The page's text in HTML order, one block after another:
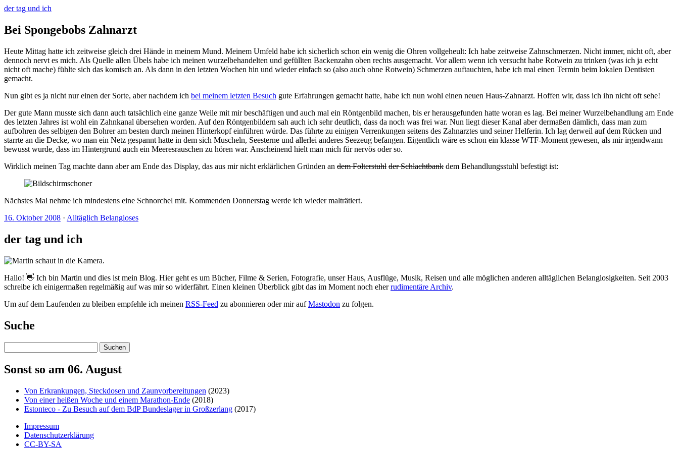
der tag und ich
Bei Spongebobs Zahnarzt
Heute Mittag hatte ich zeitweise gleich drei Hände in meinem Mund. Meinem Umfeld habe ich sicherlich schon ein wenig die Ohren vollgeheult: Ich habe zeitweise Zahnschmerzen. Nicht immer, nicht oft, aber
dennoch nervt es mich. Als Quelle allen Übels habe ich meinen wurzelbehandelten und gefüllten Backenzahn oben rechts ausgemacht. Vor allem wenn ich versucht habe Rotwein zu trinken (was ich ja echt
nicht oft mache) fühlte sich das komisch an. Als dann in den letzten Wochen hin und wieder einfach so (also auch ohne Rotwein) Schmerzen auftauchten, habe ich mal einen Termin beim lokalen Dentisten
gemacht.
Nun gibt es ja nicht nur einen der Sorte, aber nachdem ich bei meinem letzten Besuch gute Erfahrungen gemacht hatte, habe ich nun wohl einen neuen Haus-Zahnarzt. Hoffen wir, dass ich ihn nicht oft sehe!
Der gute Mann musste sich dann auch tatsächlich eine ganze Weile mit mir beschäftigen und auch mal ein Röntgenbild machen, bis er herausgefunden hatte woran es lag. Bei meiner Wurzelbehandlung am Ende
des letzten Jahres ist wohl ein Zahnkanal übersehen worden. Auf den Röntgenbildern sah auch ich sehr deutlich, dass da noch was frei war. Nun liegt dieser Kanal aber dermaßen dämlich, dass man zum
aufbohren des selbigen den Bohrer am besten durch meinen Hinterkopf einführen würde. Das führte zu einigen Verrenkungen seitens des Zahnarztes und seiner Helferin. Ich lag derweil auf dem Rücken und
starrte an die Decke, wo man ein Netz gespannt hatte in dem sich Muscheln, Seesterne und allerlei anderes Seezeug befangen. Eigentlich wäre es schon ein klasse WTF-Moment gewesen, als mir irgendwann
bewusst wurde, dass im Hintergrund auch ein Meeresrauschen zu hören war. Anscheinend hielt man mich für nervös oder so.
Wirklich meinen Tag machte dann aber am Ende das Display, das aus mir nicht erklärlichen Gründen an dem Folterstuhl der Schlachtbank dem Behandlungsstuhl befestigt ist:
Nächstes Mal nehme ich mindestens eine Schnorchel mit. Kommenden Donnerstag werde ich wieder malträtiert.
16. Oktober 2008 · Alltäglich Belangloses
der tag und ich
Hallo! 👋 Ich bin Martin und dies ist mein Blog. Hier geht es um Bücher, Filme & Serien, Fotografie, unser Haus, Ausflüge, Musik, Reisen und alle möglichen anderen alltäglichen Belanglosigkeiten. Seit 2003
schreibe ich einigermaßen regelmäßig auf was mir so widerfährt. Einen kleinen Überblick gibt das im Moment noch eherrudimentäre Archiv.
Um auf dem Laufenden zu bleiben empfehle ich meinen RSS-Feed zu abonnieren oder mir aufMastodon zu folgen.
Suche
Suchen
Sonst so am 06. August
Von Erkrankungen, Steckdosen und Zaunvorbereitungen (2023)
Von einer heißen Woche und einem Marathon-Ende (2018)
Estonteco - Zu Besuch auf dem BdP Bundeslager in Großzerlang (2017)
Impressum
Datenschutzerklärung
CC-BY-SA